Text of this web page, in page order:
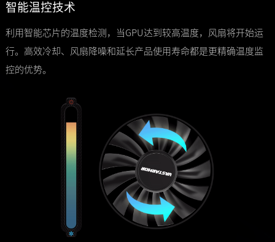
智能温控技术
利用智能芯片的温度检测，当GPU达到较高温度，风扇将开始运
行。高效冷却、风扇降噪和延长产品使用寿命都是更精确温度监
控的优势。